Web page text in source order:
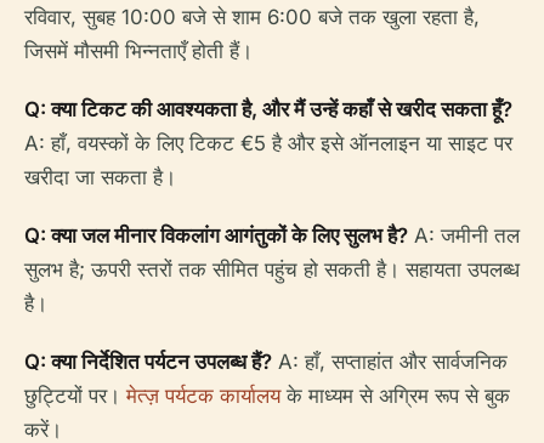
रविवार, सुबह 10:00 बजे से शाम 6:00 बजे तक खुला रहता है,
जिसमें मौसमी भिन्नताएँ होती हैं।
Q: क्या टिकट की आवश्यकता है, और मैं उन्हें कहाँ से खरीद सकता हूँ?
A: हाँ, वयस्कों के लिए टिकट €5 है और इसे ऑनलाइन या साइट पर
खरीदा जा सकता है।
Q: क्या जल मीनार विकलांग आगंतुकों के लिए सुलभ है? A: जमीनी तल
सुलभ है; ऊपरी स्तरों तक सीमित पहुंच हो सकती है। सहायता उपलब्ध
है।
Q: क्या निर्देशित पर्यटन उपलब्ध हैं? A: हाँ, सप्ताहांत और सार्वजनिक
छुट्टियों पर।मेत्ज़ पर्यटक कार्यालयके माध्यम से अग्रिम रूप से बुक
करें।